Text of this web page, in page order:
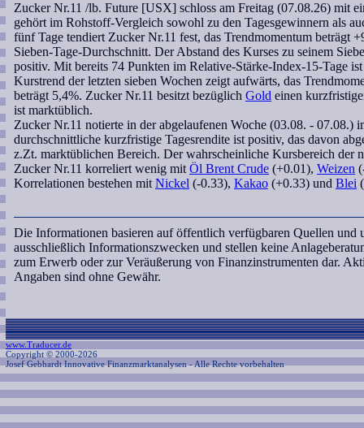
Zucker Nr.11 /lb. Future [USX] schloss am Freitag (07.08.26) mit
gehört im Rohstoff-Vergleich sowohl zu den Tagesgewinnern als
fünf Tage tendiert Zucker Nr.11 fest, das Trendmomentum beträgt
Sieben-Tage-Durchschnitt. Der Abstand des Kurses zu seinem
positiv. Mit bereits 74 Punkten im Relative-Stärke-Index-15-Tage
Kurstrend der letzten sieben Wochen zeigt aufwärts, das
beträgt 5,4%. Zucker Nr.11 besitzt bezüglich Gold einen
ist marktüblich.
Zucker Nr.11 notierte in der abgelaufenen Woche (03.08. -
durchschnittliche kurzfristige Tagesrendite ist positiv, das davon
z.Zt. marktüblichen Bereich. Derwahrscheinliche Kursbereich der
Zucker Nr.11 korreliert wenig mit Öl Brent Crude (+0.01), Weizen
Korrelationen bestehen mit Nickel (-0.33), Kakao (+0.33) und Blei
Die Informationen basieren auf öffentlich verfügbaren Quellen und
ausschließlich Informationszwecken und stellen keine
zum Erwerb oder zur Veräußerung von Finanzinstrumenten dar.
Angaben sind ohne Gewähr.
www.Traducer.de
Copyright © 2000-2026
Josef Gebhardt Innovative Finanzmarktanalysen - Alle Rechte vorbehalten